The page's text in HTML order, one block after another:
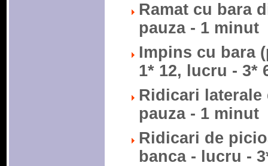
Ramat cu bara
pauza - 1 minut
Impins cu bara
1* 12, lucru - 3*
Ridicari laterale
pauza - 1 minut
Ridicari de
banca - lucru -